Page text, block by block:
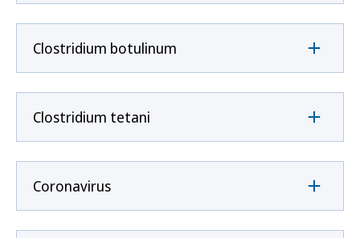
Clostridium botulinum
Clostridium tetani
Coronavirus